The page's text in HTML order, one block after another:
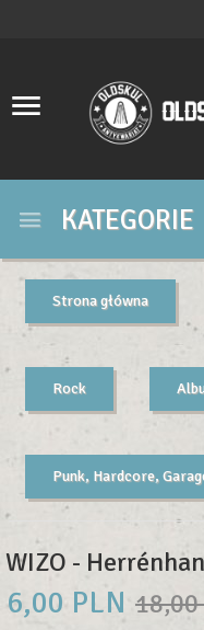
KATEGORIE
Strona główna
Rock
Punk, Hardcore,
WIZO -
6,00 PLN 18,00